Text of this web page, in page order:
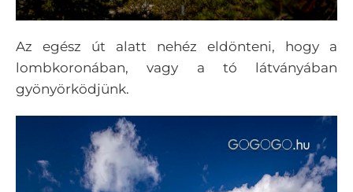
Az egész út alatt nehéz eldönteni, hogy a
lombkoronában, vagy a tó látványában
gyönyörködjünk.